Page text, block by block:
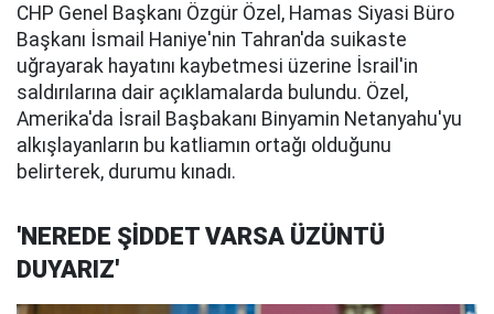
CHP Genel Başkanı Özgür Özel, Hamas Siyasi Büro
Başkanı İsmail Haniye'nin Tahran'da suikaste
uğrayarak hayatını kaybetmesi üzerine İsrail'in
saldırılarına dair açıklamalarda bulundu. Özel,
Amerika'da İsrail Başbakanı Binyamin Netanyahu'yu
alkışlayanların bu katliamın ortağı olduğunu
belirterek, durumu kınadı.
'NEREDE ŞİDDET VARSA ÜZÜNTÜ
DUYARIZ'